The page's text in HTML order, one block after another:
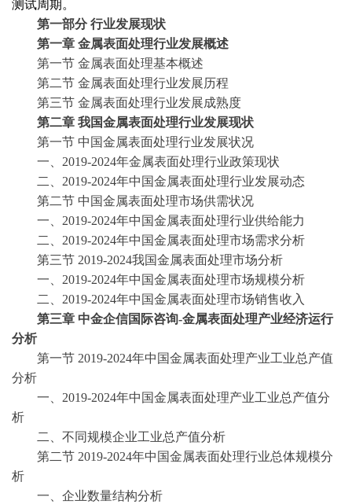
测试周期。
第一部分 行业发展现状
第一章 金属表面处理行业发展概述
第一节 金属表面处理基本概述
第二节 金属表面处理行业发展历程
第三节 金属表面处理行业发展成熟度
第二章 我国金属表面处理行业发展现状
第一节 中国金属表面处理行业发展状况
一、 2019-2024年金属表面处理行业政策现状
二、 2019-2024年中国金属表面处理行业发展动态
第二节 中国金属表面处理市场供需状况
一、 2019-2024年中国金属表面处理行业供给能力
二、 2019-2024年中国金属表面处理市场需求分析
第三节 2019-2024我国金属表面处理市场分析
一、 2019-2024年中国金属表面处理市场规模分析
二、 2019-2024年中国金属表面处理市场销售收入
第三章 中金企信国际咨询-金属表面处理产业经济运行
分析
第一节 2019-2024年中国金属表面处理产业工业总产值
分析
一、 2019-2024年中国金属表面处理产业工业总产值分
析
二、不同规模企业工业总产值分析
第二节 2019-2024年中国金属表面处理行业总体规模分
析
一、企业数量结构分析